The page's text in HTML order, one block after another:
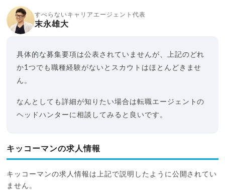
すべらないキャリアエージェント代表
末永雄大
具体的な募集要項は公表されていませんが、上記のどれ
か1つでも職種経験がないとスカウトはほとんどきませ
ん。
なんとしても詳細が知りたい場合は転職エージェントの
ヘッドハンターに相談してみると良いです。
キッコーマンの求人情報
キッコーマンの求人情報は上記で説明したように公開されてい
ません。